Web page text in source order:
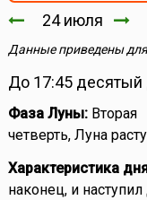
24 июля
Данные приведены
До 17:45 десятый
Фаза Луны: Вторая
четверть, Луна
Характеристика
наконец, и